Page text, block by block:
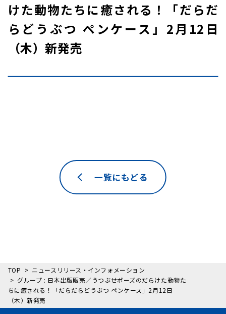
けた動物たちに癒される！「だらだ
らどうぶつ ペンケース」2月12日
（木）新発売
一覧にもどる
TOP
ニュースリリース・インフォメーション
グループ : 日本出版販売／うつぶせポーズのだらけた動物た
ちに癒される！「だらだらどうぶつ ペンケース」2月12日
（木）新発売